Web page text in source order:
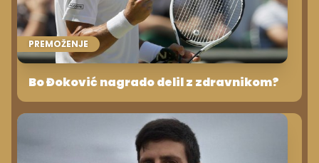
PREMOŽENJE
Bo Đoković nagrado delil z zdravnikom?